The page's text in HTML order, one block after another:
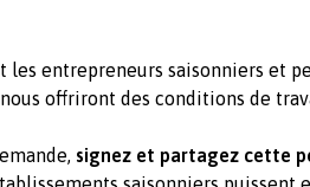
les entrepreneurs saisonniers et
offriront des conditions de
signez et partagez cette